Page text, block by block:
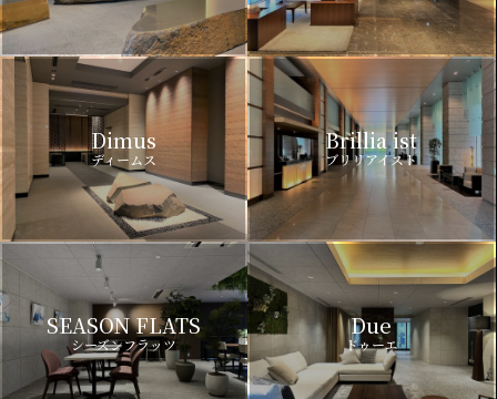
Dimus
ディームス
Brillia ist
ブリリアイスト
SEASON FLATS
シーズンフラッツ
Due
ドゥーエ